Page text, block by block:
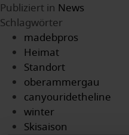
Publiziert in News
Schlagwörter
madebpros
Heimat
Standort
oberammergau
canyouridetheline
winter
Skisaison